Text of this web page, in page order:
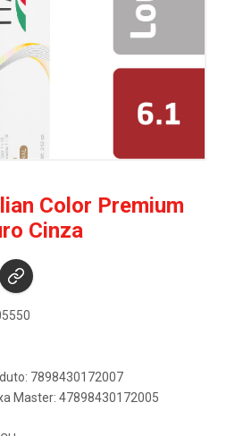
Color Premium
Cinza
7898430172007
Master: 47898430172005